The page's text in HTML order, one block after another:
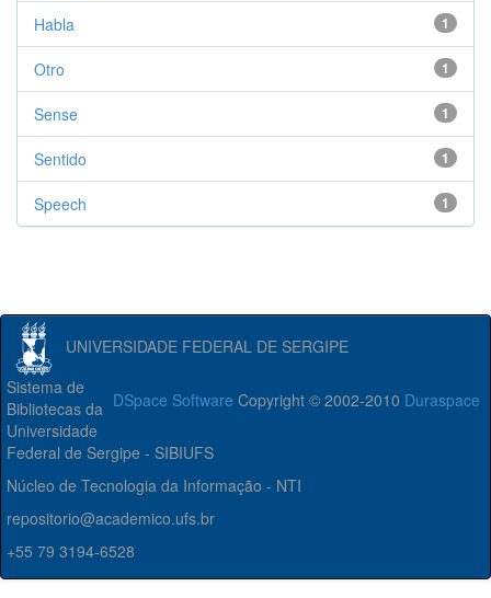
1
Habla
1
Otro
1
Sense
1
Sentido
1
Speech
UNIVERSIDADE FEDERAL DE SERGIPE
DSpace Software Copyright © 2002-2010 Duraspace
Sistema de
Bibliotecas da
Universidade
Federal de Sergipe - SIBIUFS
Núcleo de Tecnologia da Informação - NTI
repositorio@academico.ufs.br
+55 79 3194-6528